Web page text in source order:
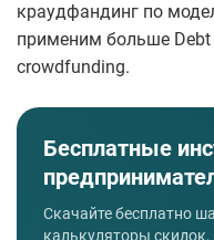
краудфандинг по
применим больше
crowdfunding.
Бесплатные
Скачайте бесплатно
калькуляторы